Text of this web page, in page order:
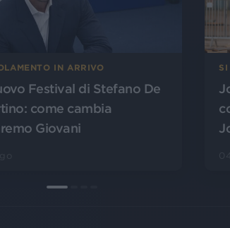
IN ARRIVO
Festival di Stefano De
come cambia
Giovani
SI